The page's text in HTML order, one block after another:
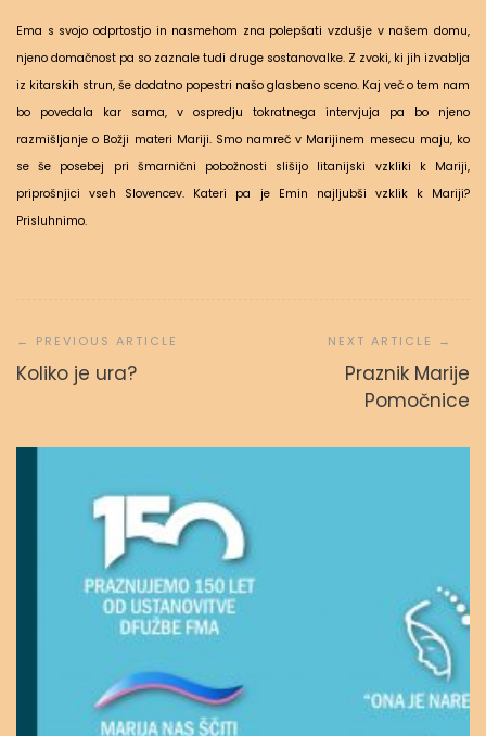
Ema s svojo odprtostjo in nasmehom zna polepšati vzdušje v našem domu,
njeno domačnost pa so zaznale tudi druge sostanovalke. Z zvoki, ki jih izvablja
iz kitarskih strun, še dodatno popestri našo glasbeno sceno. Kaj več o tem nam
bo povedala kar sama, v ospredju tokratnega intervjuja pa bo njeno
razmišljanje o Božji materi Mariji. Smo namreč v Marijinem mesecu maju, ko
se še posebej pri šmarnični pobožnosti slišijo litanijski vzkliki k Mariji,
priprošnjici vseh Slovencev. Kateri pa je Emin najljubši vzklik k Mariji?
Prisluhnimo.
prispevka
Koliko je ura?
Praznik Marije
Pomočnice